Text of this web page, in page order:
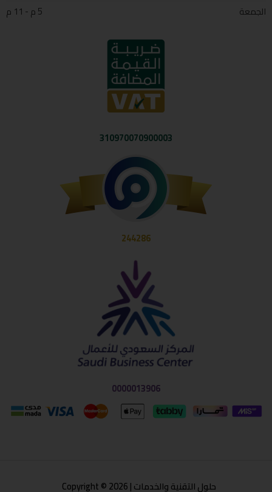
الجمعة
5 م - 11 م
310970070900003
244286
0000013906
حلول التقنية والخدمات | Copyright © 2026